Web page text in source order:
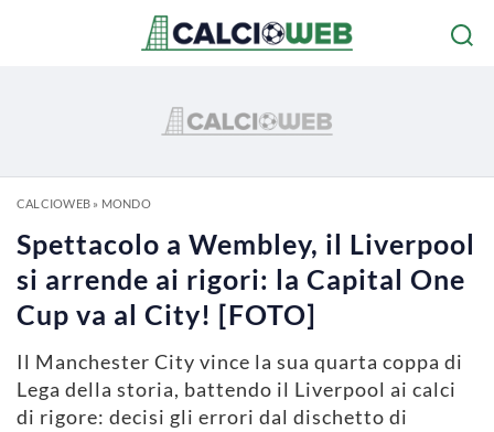
CALCIOWEB» MONDO
Spettacolo a Wembley, il Liverpool
si arrende ai rigori: la Capital One
Cup va al City! [FOTO]
Il Manchester City vince la sua quarta coppa di
Lega della storia, battendo il Liverpool ai calci
di rigore: decisi gli errori dal dischetto di